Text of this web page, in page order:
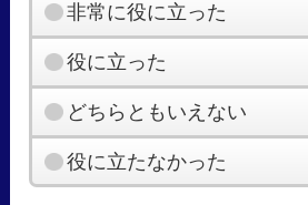
非常に役に立った
役に立った
どちらともいえない
役に立たなかった